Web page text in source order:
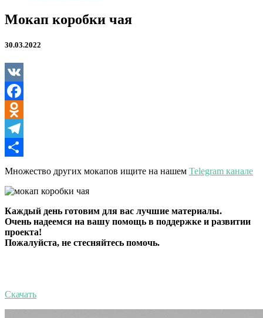
Мокап
коробки
Мокап коробки чая
30.03.2022
VK
Facebook
Odnoklassniki
Telegram
Отправить
Множество других мокапов ищите на нашем Telegram канале
Каждый день готовим для вас лучшие материалы.
Очень надеемся на вашу помощь в поддержке и развитии
проекта!
Пожалуйста, не стесняйтесь помочь.
Скачать